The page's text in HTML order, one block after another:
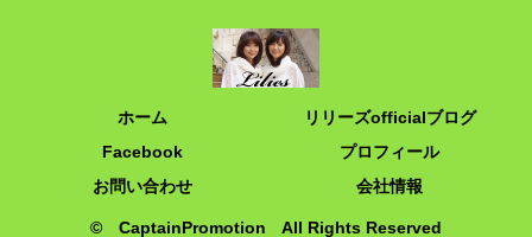
ホーム
リリーズofficialブログ
Facebook
プロフィール
お問い合わせ
会社情報
© CaptainPromotion All Rights Reserved